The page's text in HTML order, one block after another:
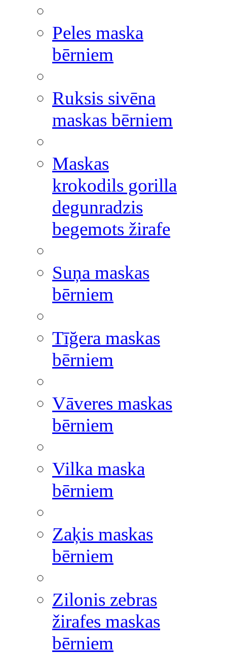
Peles maska
bērniem
Ruksis sivēna
maskas bērniem
Maskas
krokodils gorilla
degunradzis
begemots žirafe
Suņa maskas
bērniem
Tīğera maskas
bērniem
Vāveres maskas
bērniem
Vilka maska
bērniem
Zaķis maskas
bērniem
Zilonis zebras
žirafes maskas
bērniem